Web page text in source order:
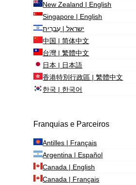
New Zealand | English
Singapore | English
ישראל | עִברִית
中国 | 简体中文
台灣 | 繁體中文
日本 | 日本語
香港特別行政區 | 繁體中文
한국 | 한국어
Franquias e Parceiros
Antilles | Français
Argentina | Español
Canada | English
Canada | Français